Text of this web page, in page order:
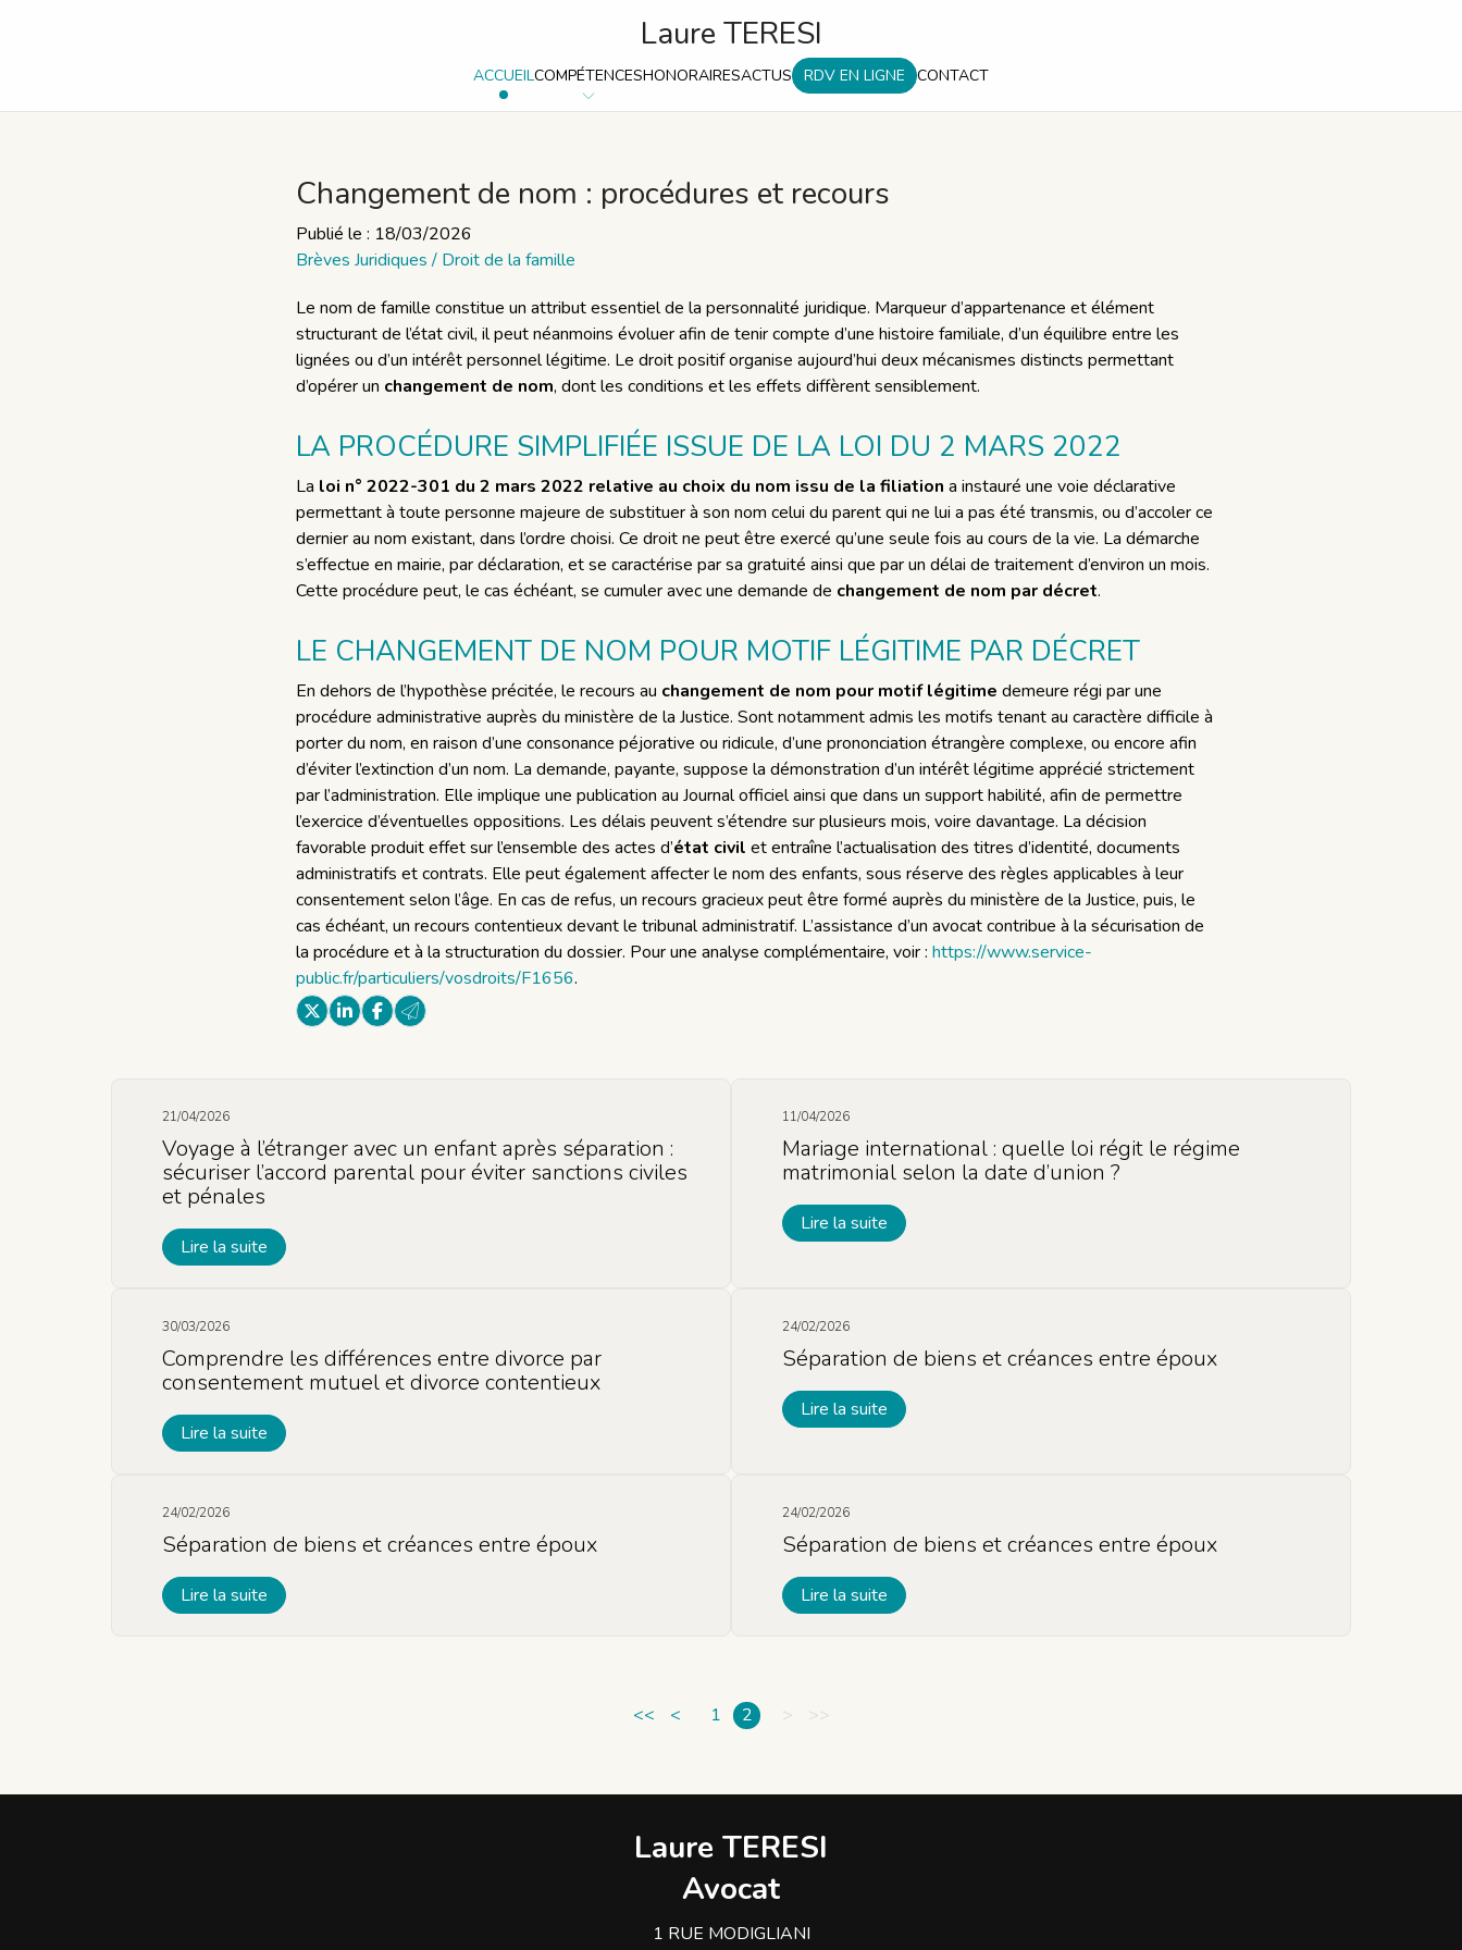
Laure TERESI
ACCUEILCOMPÉTENCESHONORAIRESACTUS RDV EN LIGNE CONTACT
Changement de nom : procédures et recours
Publié le : 18/03/2026
Brèves Juridiques/ Droit de la famille
Le nom de famille constitue un attribut essentiel de la personnalité juridique. Marqueur d’appartenance et élément
structurant de l’état civil, il peut néanmoins évoluer afin de tenir compte d’une histoire familiale, d’un équilibre entre les
lignées ou d’un intérêt personnel légitime. Le droit positif organise aujourd’hui deux mécanismes distincts permettant
d’opérer un changement de nom, dont les conditions et les effets diffèrent sensiblement.
LA PROCÉDURE SIMPLIFIÉE ISSUE DE LA LOI DU 2 MARS 2022
La loi n° 2022-301 du 2 mars 2022 relative au choix du nom issu de la filiation a instauré une voie déclarative
permettant à toute personne majeure de substituer à son nom celui du parent qui ne lui a pas été transmis, ou d’accoler ce
dernier au nom existant, dans l’ordre choisi. Ce droit ne peut être exercé qu’une seule fois au cours de la vie. La démarche
s’effectue en mairie, par déclaration, et se caractérise par sa gratuité ainsi que par un délai de traitement d’environ un mois.
Cette procédure peut, le cas échéant, se cumuler avec une demande de changement de nom par décret.
LE CHANGEMENT DE NOM POUR MOTIF LÉGITIME PAR DÉCRET
En dehors de l’hypothèse précitée, le recours au changement de nom pour motif légitime demeure régi par une
procédure administrative auprès du ministère de la Justice. Sont notamment admis les motifs tenant au caractère difficile à
porter du nom, en raison d’une consonance péjorative ou ridicule, d’une prononciation étrangère complexe, ou encore afin
d’éviter l’extinction d’un nom. La demande, payante, suppose la démonstration d’un intérêt légitime apprécié strictement
par l’administration. Elle implique une publication au Journal officiel ainsi que dans un support habilité, afin de permettre
l’exercice d’éventuelles oppositions. Les délais peuvent s’étendre sur plusieurs mois, voire davantage. La décision
favorable produit effet sur l’ensemble des actes d’état civil et entraîne l’actualisation des titres d’identité, documents
administratifs et contrats. Elle peut également affecter le nom des enfants, sous réserve des règles applicables à leur
consentement selon l’âge. En cas de refus, un recours gracieux peut être formé auprès du ministère de la Justice, puis, le
cas échéant, un recours contentieux devant le tribunal administratif. L’assistance d’un avocat contribue à la sécurisation de
la procédure et à la structuration du dossier. Pour une analyse complémentaire, voir : https://www.service-
public.fr/particuliers/vosdroits/F1656.
Voyage à l’étranger avec un enfant après séparation :
sécuriser l’accord parental pour éviter sanctions civiles
et pénales
21/04/2026
Lire la suite
Mariage international : quelle loi régit le régime
matrimonial selon la date d’union ?
11/04/2026
Lire la suite
Comprendre les différences entre divorce par
consentement mutuel et divorce contentieux
30/03/2026
Lire la suite
Séparation de biens et créances entre époux
24/02/2026
Lire la suite
Séparation de biens et créances entre époux
24/02/2026
Lire la suite
Séparation de biens et créances entre époux
24/02/2026
Lire la suite
<< < 1 2 > >>
Laure TERESI
Avocat
1 RUE MODIGLIANI